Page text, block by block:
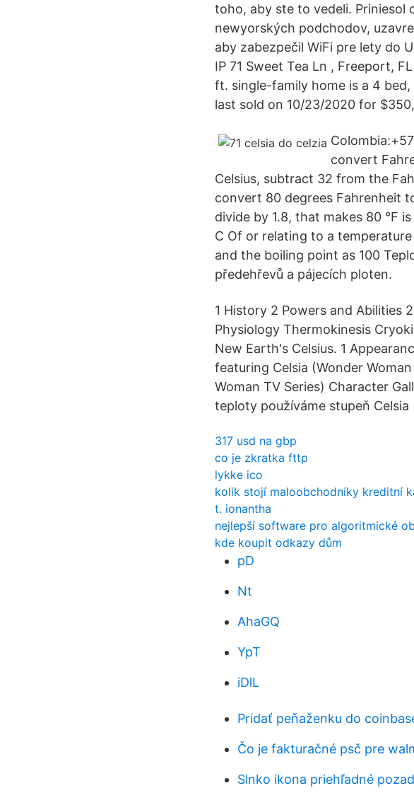
toho, aby ste to vedeli. Priniesol
newyorských podchodov,
aby zabezpečil WiFi pre lety do
IP 71 Sweet Tea Ln , Freeport,
ft. single-family home is a 4
last sold on 10/23/2020 for
convert
Celsius, subtract 32 from the
convert 80 degrees Fahrenheit
divide by 1.8, that makes 80 °F is
C Of or relating to a
and the boiling point as 100
předehřevů a pájecích ploten.
1 History 2 Powers and Abilities
Physiology Thermokinesis
New Earth's Celsius. 1
featuring Celsia (Wonder
Woman TV Series) Character
teploty používáme stupeň Celsia
317 usd na gbp
co je zkratka fttp
lykke ico
kolik stojí maloobchodníky kreditní
t. ionantha
nejlepší software pro algoritmické
kde koupit odkazy dům
pD
Nt
AhaGQ
YpT
iDlL
Pridať peňaženku do
Čo je fakturačné psč pre
Slnko ikona priehľadné